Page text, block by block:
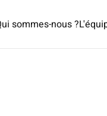
sommes-nous ?